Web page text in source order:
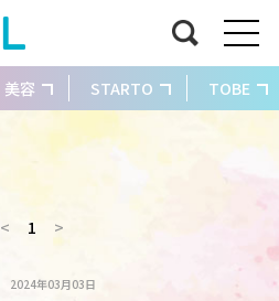
美容 STARTO TOBE
< 1 >
2024年03月03日